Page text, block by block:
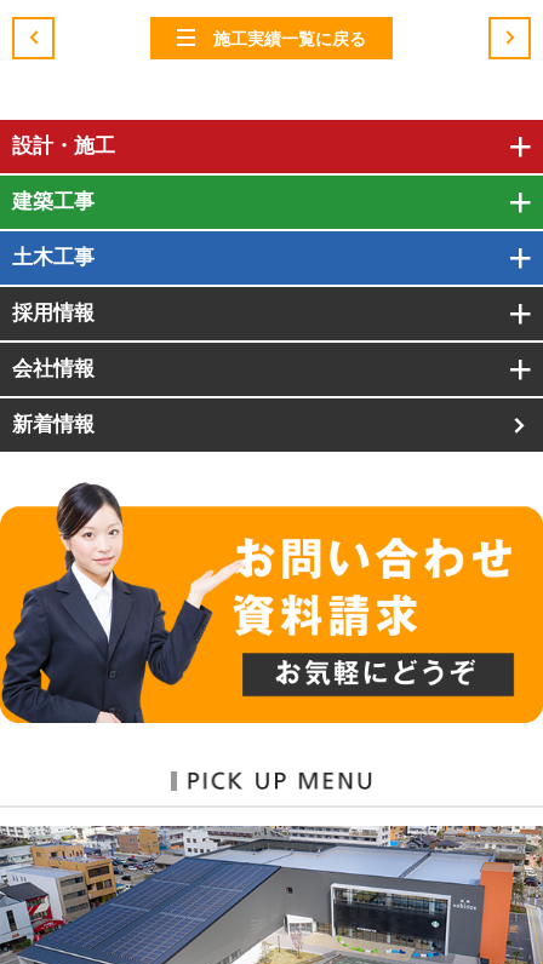
施工実績一覧に戻る
設計・施工
建築工事
土木工事
採用情報
会社情報
新着情報